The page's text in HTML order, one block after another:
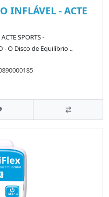
INFLÁVEL - ACTE
SPORTS -
- O Disco de Equilíbrio ..